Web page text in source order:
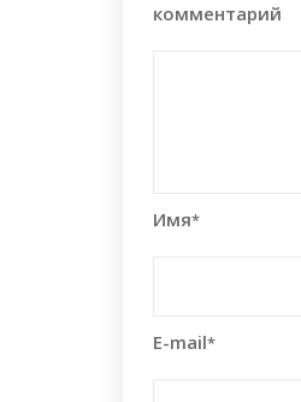
комментарий
Имя*
E-mail*